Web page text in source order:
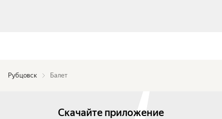
Рубцовск Балет
Скачайте приложение